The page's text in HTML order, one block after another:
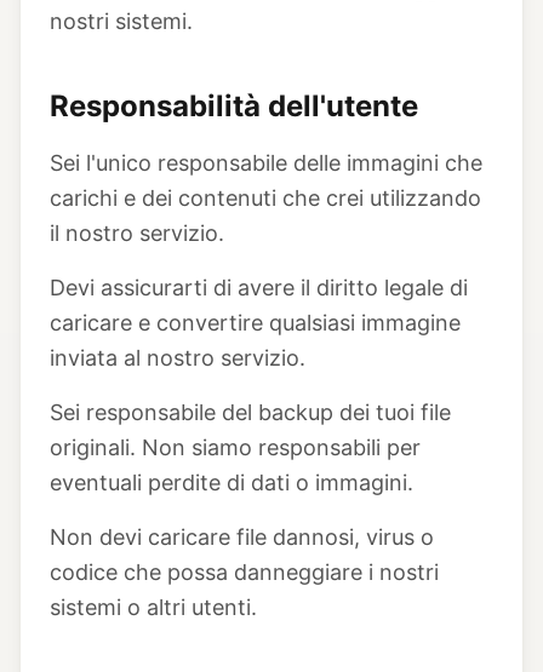
nostri sistemi.
Responsabilità dell'utente
Sei l'unico responsabile delle immagini che
carichi e dei contenuti che crei utilizzando
il nostro servizio.
Devi assicurarti di avere il diritto legale di
caricare e convertire qualsiasi immagine
inviata al nostro servizio.
Sei responsabile del backup dei tuoi file
originali. Non siamo responsabili per
eventuali perdite di dati o immagini.
Non devi caricare file dannosi, virus o
codice che possa danneggiare i nostri
sistemi o altri utenti.